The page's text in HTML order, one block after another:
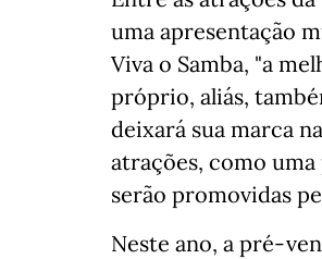
uma apresentação
Viva o Samba, "a
próprio, aliás,
deixará sua marca
atrações, como
serão promovidas
Neste ano, a pré-